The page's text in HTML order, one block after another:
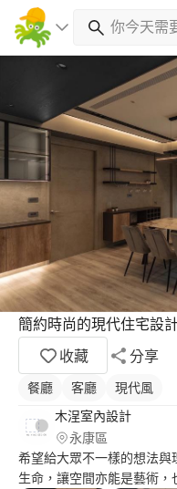
簡約時尚的現代住宅設
收藏
分享
餐廳 客廳
現代風
木浧室內設計
永康區
希望給大眾不一樣的想法
生命，讓空間亦能是藝術，